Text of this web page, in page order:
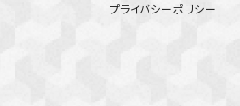
プライバシーポリシー